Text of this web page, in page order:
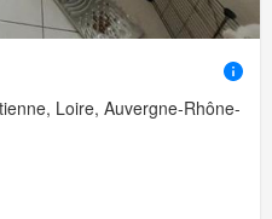
Loire, Auvergne-Rhône-